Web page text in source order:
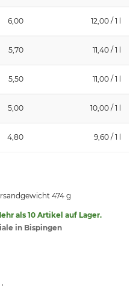
6,00 12,00 / 1 l
5,70 11,40 / 1 l
5,50 11,00 / 1 l
5,00 10,00 / 1 l
4,80 9,60 / 1 l
474 g
als 10 Artikel auf Lager.
in Bispingen